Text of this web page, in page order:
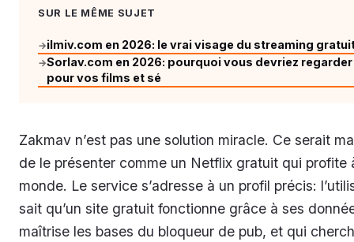
SUR LE MÊME SUJET
→ilmiv.com en 2026: le vrai visage du streaming
→Sorlav.com en 2026: pourquoi vous devriez
pour vos films et sé
Zakmav n’est pas une solution miracle. Ce serait
de le présenter comme un Netflix gratuit qui profite
monde. Le service s’adresse à un profil précis:
sait qu’un site gratuit fonctionne grâce à ses
maîtrise les bases du bloqueur de pub, et qui